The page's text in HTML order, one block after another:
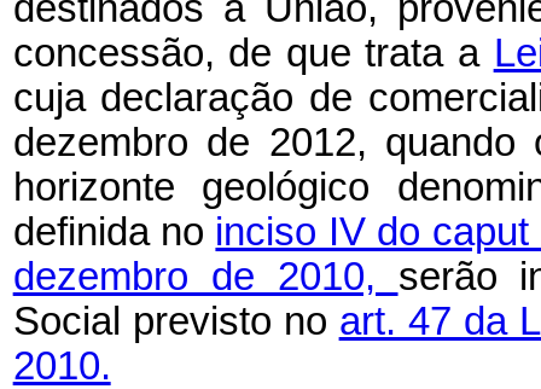
concessão, de que trata a
cuja declaração de
dezembro de 2012,
horizonte geológico
definida no inciso IV do caput
dezembro de 2010, serão
Social previsto no art. 47 da
2010.